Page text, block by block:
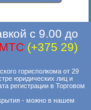
с 9.00 до
MTC (+375 29)
горисполкома от 29
юридических лиц и
регистрации в Торговом
- можно в нашем